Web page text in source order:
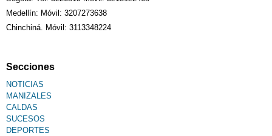
Medellín: Móvil: 3207273638
Chinchiná. Móvil: 3113348224
Secciones
NOTICIAS
MANIZALES
CALDAS
SUCESOS
DEPORTES